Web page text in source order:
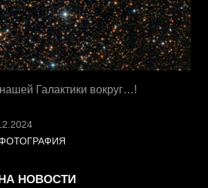
Галактики вокруг…!
НОВОСТИ